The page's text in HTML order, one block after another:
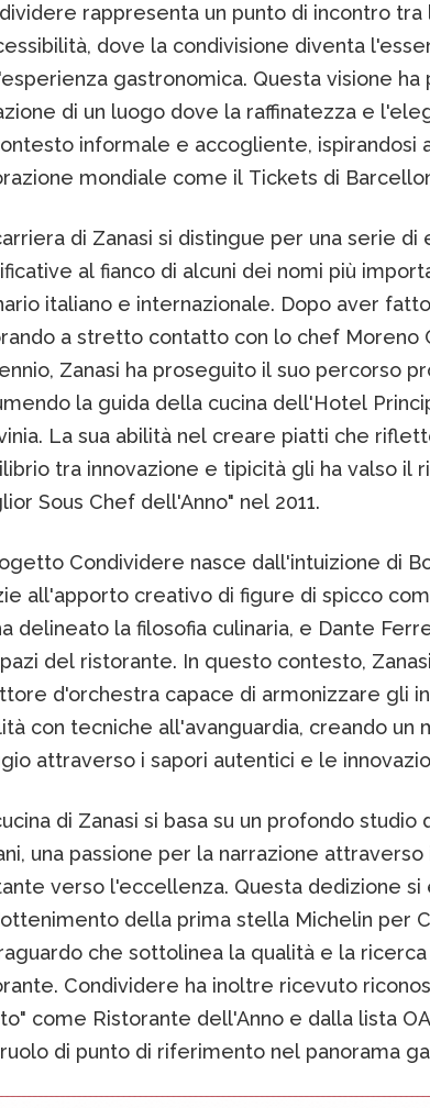
rappresenta un punto di incontro tra
dove la condivisione diventa
gastronomica. Questa visione ha
di un luogo dove la raffinatezza e
informale e accogliente, ispirandosi
mondiale come il Tickets di
di Zanasi si distingue per una serie di
al fianco di alcuni dei nomi più
italiano e internazionale. Dopo aver
a stretto contatto con lo chef Moreno
Zanasi ha proseguito il suo percorso
la guida della cucina dell'Hotel
La sua abilità nel creare piatti che
tra innovazione e tipicità gli ha valso il
Sous Chef dell'Anno" nel 2011.
Condividere nasce dall'intuizione di
all'apporto creativo di figure di spicco
delineato la filosofia culinaria, e Dante
del ristorante. In questo contesto,
d'orchestra capace di armonizzare gli
con tecniche all'avanguardia, creando un
attraverso i sapori autentici e le
di Zanasi si basa su un profondo
una passione per la narrazione
verso l'eccellenza. Questa dedizione
della prima stella Michelin per
che sottolinea la qualità e la
Condividere ha inoltre ricevuto
come Ristorante dell'Anno e dalla lista
di punto di riferimento nel panorama